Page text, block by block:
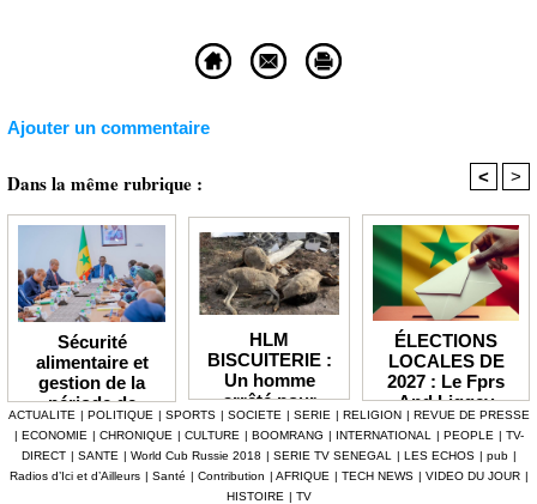
Ajouter un commentaire
Dans la même rubrique : < >
Sécurité
alimentaire et
gestion de la
période de
soudure Le
gouvernement
débloque plus de
7,2 milliards F
HLM
BISCUITERIE :
Un homme
arrêté pour
abattage
clandestin d’un
mouton et
tentative de
ÉLECTIONS
LOCALES DE
2027 : Le Fprs
And Liggey
plaide pour un
report du scrutin
prévu en janvier
prochain
ACTUALITE | POLITIQUE | SPORTS | SOCIETE | SERIE | RELIGION | REVUE DE PRESSE
| ECONOMIE | CHRONIQUE | CULTURE | BOOMRANG | INTERNATIONAL | PEOPLE | TV-
DIRECT | SANTE | World Cub Russie 2018 | SERIE TV SENEGAL | LES ECHOS | pub |
Radios d’Ici et d’Ailleurs | Santé | Contribution | AFRIQUE | TECH NEWS | VIDEO DU JOUR |
HISTOIRE | TV